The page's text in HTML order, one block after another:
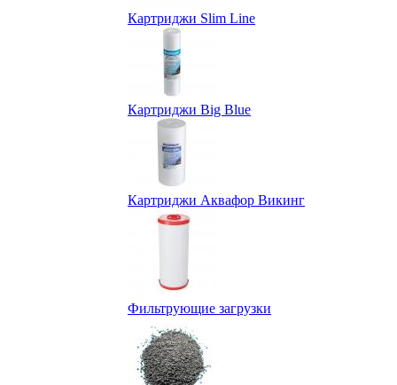
Картриджи Slim Line
Картриджи Big Blue
Картриджи Аквафор Викинг
Фильтрующие загрузки